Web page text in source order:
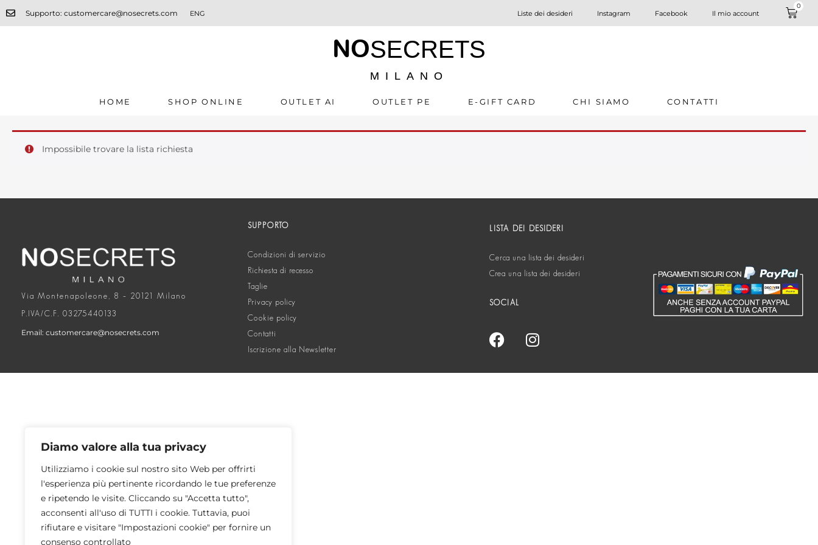
Diamo valore alla tua privacy
Utilizziamo i cookie sul nostro sito Web per offrirti
l'esperienza più pertinente ricordando le tue preferenze
e ripetendo le visite. Cliccando su "Accetta tutto",
acconsenti all'uso di TUTTI i cookie. Tuttavia, puoi
rifiutare e visitare "Impostazioni cookie" per fornire un
consenso controllato
Supporto: customercare@nosecrets.com ENG Liste dei desideri Instagram Facebook Il mio account
0
NOSECRETS
MILANO
HOME SHOP ONLINE OUTLET AI OUTLET PE E-GIFT CARD CHI SIAMO CONTATTI
Impossibile trovare la lista richiesta
Via Montenapoleone, 8 – 20121 Milano
P.IVA/C.F. 03275440133
Email: customercare@nosecrets.com
SUPPORTO
Condizioni di servizio
Richiesta di recesso
Taglie
Privacy policy
Cookie policy
Contatti
Iscrizione alla Newsletter
LISTA DEI DESIDERI
Cerca una lista dei desideri
Crea una lista dei desideri
SOCIAL